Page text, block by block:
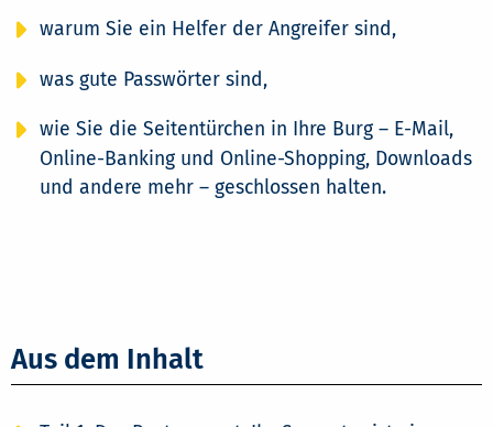
warum Sie ein Helfer der Angreifer sind,
was gute Passwörter sind,
wie Sie die Seitentürchen in Ihre Burg – E-Mail,
Online-Banking und Online-Shopping, Downloads
und andere mehr – geschlossen halten.
Aus dem Inhalt